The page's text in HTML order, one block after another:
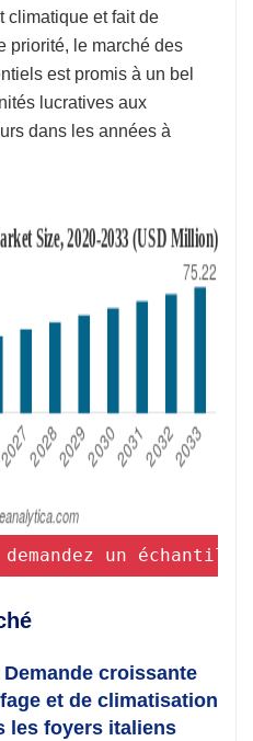
climatique et fait de
priorité, le marché des
est promis à un bel
lucratives aux
dans les années à
demandez un
croissante
et de climatisation
les foyers italiens